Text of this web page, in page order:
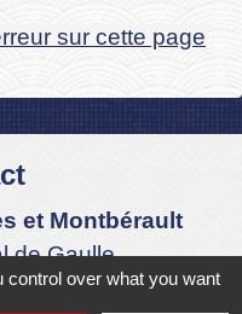
sur cette page
et Montbérault
de Gaulle
- FRANCE
over what you want